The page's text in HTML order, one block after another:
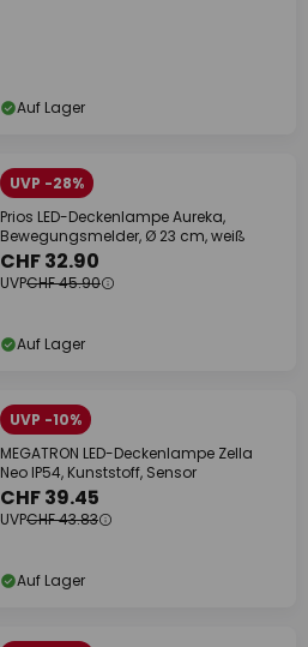
Auf Lager
UVP -28%
Prios LED-Deckenlampe Aureka,
Bewegungsmelder, Ø 23 cm, weiß
CHF 32.90
UVPCHF 45.90
Auf Lager
UVP -10%
MEGATRON LED-Deckenlampe Zella
Neo IP54, Kunststoff, Sensor
CHF 39.45
UVPCHF 43.83
Auf Lager